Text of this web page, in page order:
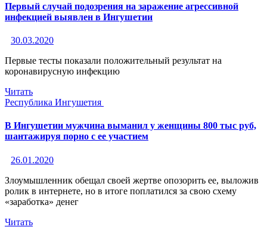
Первый случай подозрения на заражение агрессивной
инфекцией выявлен в Ингушетии
30.03.2020
Первые тесты показали положительный результат на
коронавирусную инфекцию
Читать
Республика Ингушетия
В Ингушетии мужчина выманил у женщины 800 тыс руб,
шантажируя порно с ее участием
26.01.2020
Злоумышленник обещал своей жертве опозорить ее, выложив
ролик в интернете, но в итоге поплатился за свою схему
«заработка» денег
Читать